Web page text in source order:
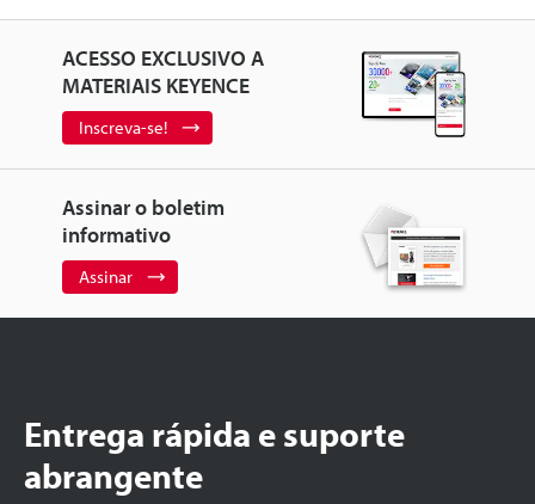
ACESSO EXCLUSIVO A
MATERIAIS KEYENCE
Inscreva-se!
Assinar o boletim
informativo
Assinar
Entrega rápida e suporte
abrangente